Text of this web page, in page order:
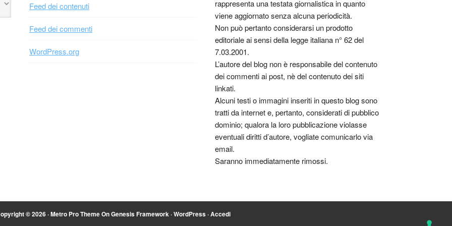
Feed dei contenuti
Feed dei commenti
WordPress.org
rappresenta una testata giornalistica in quanto
viene aggiornato senza alcuna periodicità.
Non può pertanto considerarsi un prodotto
editoriale ai sensi della legge italiana n° 62 del
7.03.2001.
L’autore del blog non è responsabile del contenuto
dei commenti ai post, nè del contenuto dei siti
linkati.
Alcuni testi o immagini inseriti in questo blog sono
tratti da internet e, pertanto, considerati di pubblico
dominio; qualora la loro pubblicazione violasse
eventuali diritti d’autore, vogliate comunicarlo via
email.
Saranno immediatamente rimossi.
© 2026 ·Metro Pro ThemeOnGenesis Framework·WordPress·Accedi